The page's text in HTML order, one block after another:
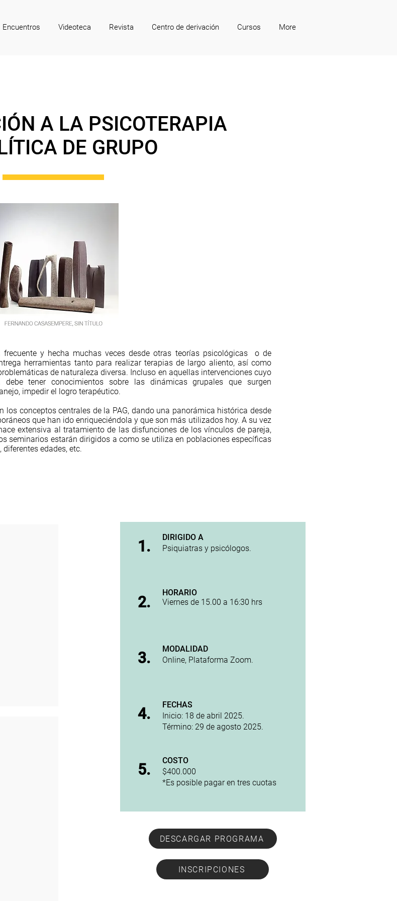
Encuentros Videoteca Revista Centro de derivación Cursos More
A LA PSICOTERAPIA
DE GRUPO
y hecha muchas veces desde otras teorías psicológicas o de
herramientas tanto para realizar terapias de largo aliento, así como
de naturaleza diversa. Incluso en aquellas intervenciones cuyo
tener conocimientos sobre las dinámicas grupales que surgen
impedir el logro terapéutico.
los conceptos centrales de la PAG, dando una panorámica histórica desde
que han ido enriqueciéndola y que son más utilizados hoy. A su vez
extensiva al tratamiento de las disfunciones de los vínculos de pareja,
seminarios estarán dirigidos a como se utiliza en poblaciones específicas
edades, etc.
1.
DIRIGIDO A
Psiquiatras y psicólogos.
2.
HORARIO
Viernes de 15.00 a 16:30 hrs
3.
MODALIDAD
Online, Plataforma Zoom.
4.
FECHAS
Inicio: 18 de abril 2025.
​Término: 29 de agosto 2025.
5.
COSTO
$400.000
*Es posible pagar en tres cuotas
DESCARGAR PROGRAMA
INSCRIPCIONES